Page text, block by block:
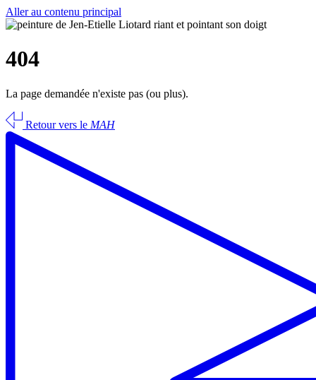
Aller au contenu principal
404
La page demandée n'existe pas (ou plus).
Retour vers le MAH